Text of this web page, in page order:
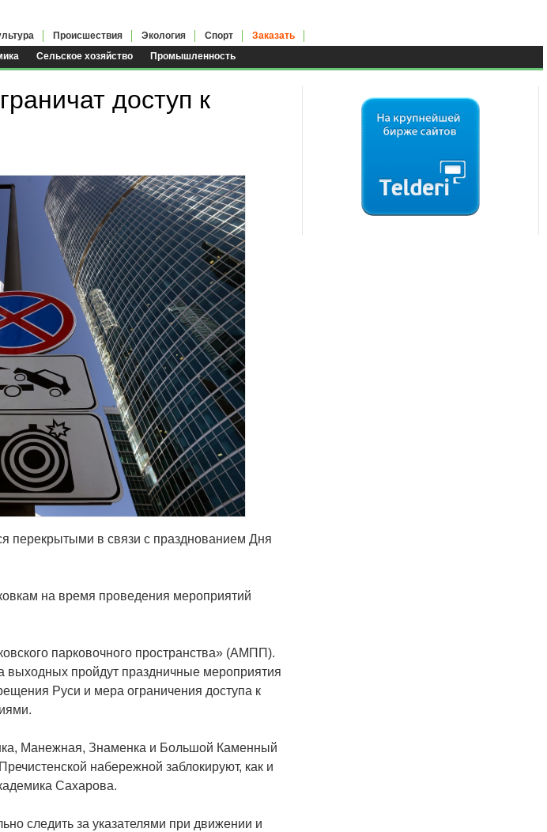
Сельское хозяйство Промышленность
Происшествия Экология Спорт Заказать
доступ к
перекрытыми в связи с празднованием Дня
на время проведения мероприятий
парковочного пространства» (АМПП).
выходных пройдут праздничные мероприятия
Руси и мера ограничения доступа к
Манежная, Знаменка и Большой Каменный
набережной заблокируют, как и
Сахарова.
следить за указателями при движении и